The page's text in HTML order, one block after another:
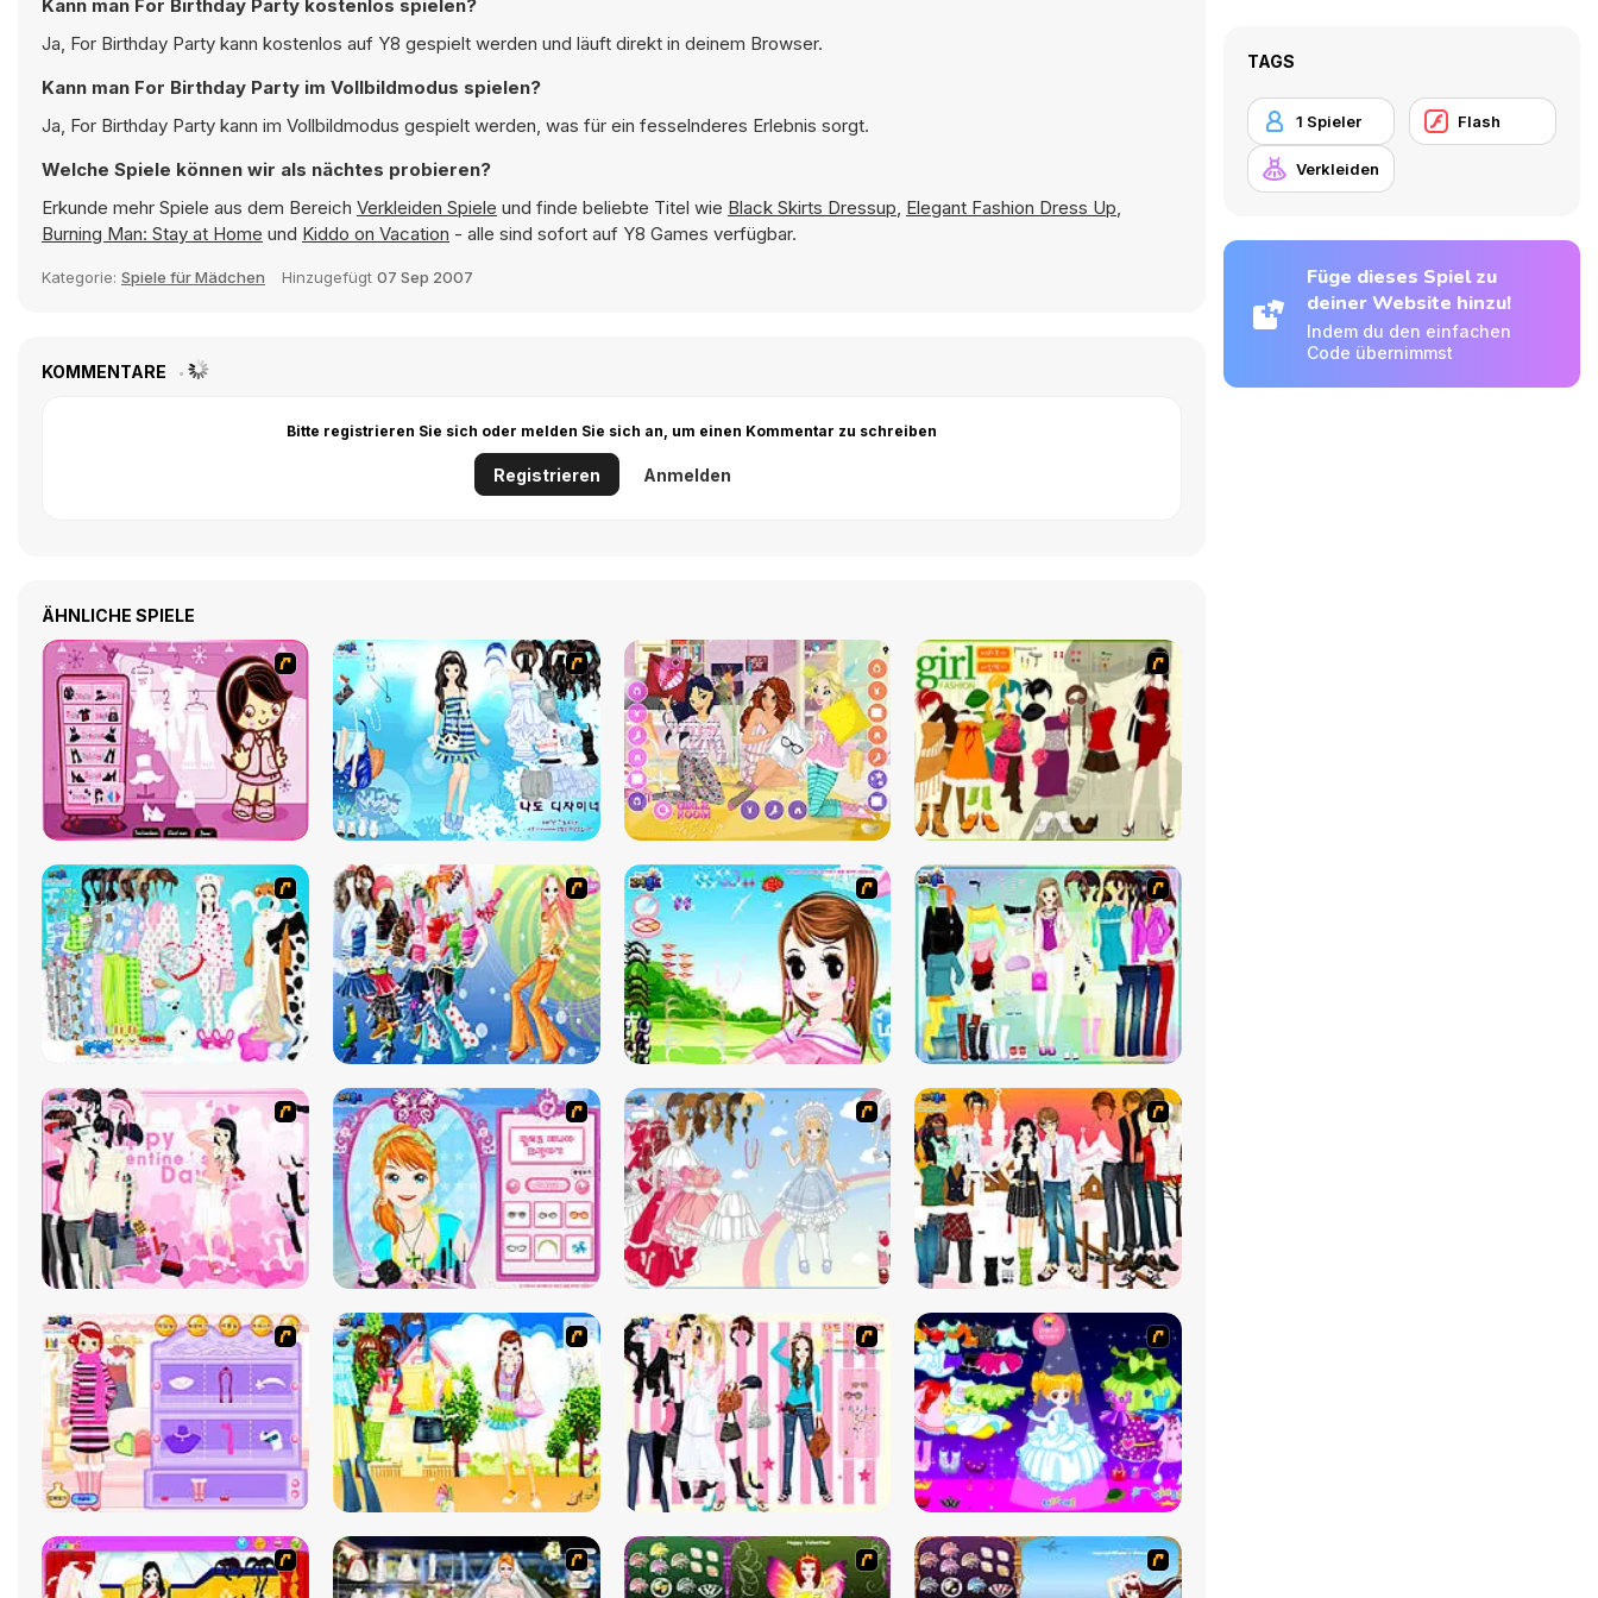
Kann man For Birthday Party kostenlos spielen?
Ja, For Birthday Party kann kostenlos auf Y8 gespielt werden und läuft direkt in deinem Browser.
Kann man For Birthday Party im Vollbildmodus spielen?
Ja, For Birthday Party kann im Vollbildmodus gespielt werden, was für ein fesselnderes Erlebnis sorgt.
Welche Spiele können wir als nächtes probieren?
Erkunde mehr Spiele aus dem Bereich Verkleiden Spiele und finde beliebte Titel wie Black Skirts Dressup, Elegant Fashion Dress Up,
Burning Man: Stay at Home und Kiddo on Vacation - alle sind sofort auf Y8 Games verfügbar.
Kategorie: Spiele für Mädchen Hinzugefügt 07 Sep 2007
KOMMENTARE
Bitte registrieren Sie sich oder melden Sie sich an, um einen Kommentar zu schreiben
Registrieren Anmelden
ÄHNLICHE SPIELE
TAGS
1 Spieler Flash
Verkleiden
Füge dieses Spiel zu
deiner Website hinzu!
Indem du den einfachen
Code übernimmst